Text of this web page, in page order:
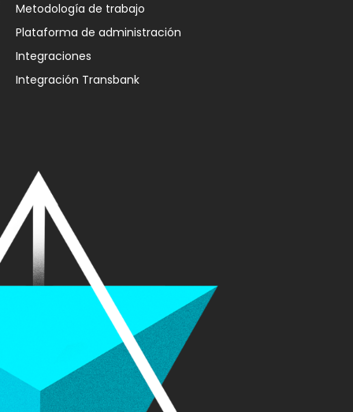
Metodología de trabajo
Plataforma de administración
Integraciones
Integración Transbank